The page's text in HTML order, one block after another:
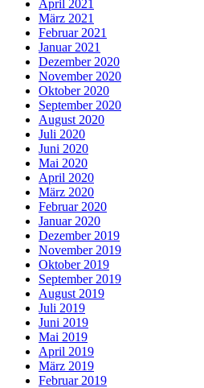
April 2021
März 2021
Februar 2021
Januar 2021
Dezember 2020
November 2020
Oktober 2020
September 2020
August 2020
Juli 2020
Juni 2020
Mai 2020
April 2020
März 2020
Februar 2020
Januar 2020
Dezember 2019
November 2019
Oktober 2019
September 2019
August 2019
Juli 2019
Juni 2019
Mai 2019
April 2019
März 2019
Februar 2019